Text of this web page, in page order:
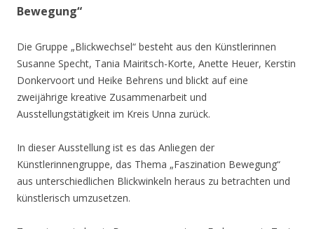
Bewegung“
Die Gruppe „Blickwechsel“ besteht aus den Künstlerinnen
Susanne Specht, Tania Mairitsch-Korte, Anette Heuer, Kerstin
Donkervoort und Heike Behrens und blickt auf eine
zweijährige kreative Zusammenarbeit und
Ausstellungstätigkeit im Kreis Unna zurück.
In dieser Ausstellung ist es das Anliegen der
Künstlerinnengruppe, das Thema „Faszination Bewegung“
aus unterschiedlichen Blickwinkeln heraus zu betrachten und
künstlerisch umzusetzen.